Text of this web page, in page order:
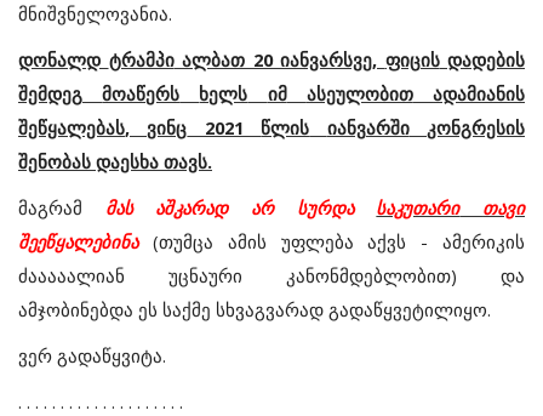
მნიშვნელოვანია.
დონალდ ტრამპიალბათ 20 იანვარსვე, ფიცის დადების
შემდეგ
მოაწერს ხელს იმ ასეულობით
ადამიანის
შეწყალებას,ვინც 2021 წლის იანვარში
კონგრესის
შენობას დაესხა თავს.
მაგრამ
მას აშკარად არ სურდა საკუთარი
თავი
შეეწყალებინა (თუმცა ამის უფლება აქვს -ამერიკის
ძააააალიან
უცნაური კანონმდებლობით) და
ამჯობინებდა ეს საქმე სხვაგვარად გადაწყვეტილიყო.
ვერ გადაწყვიტა.
. . . . . . . . . . . . . . . . . . . .